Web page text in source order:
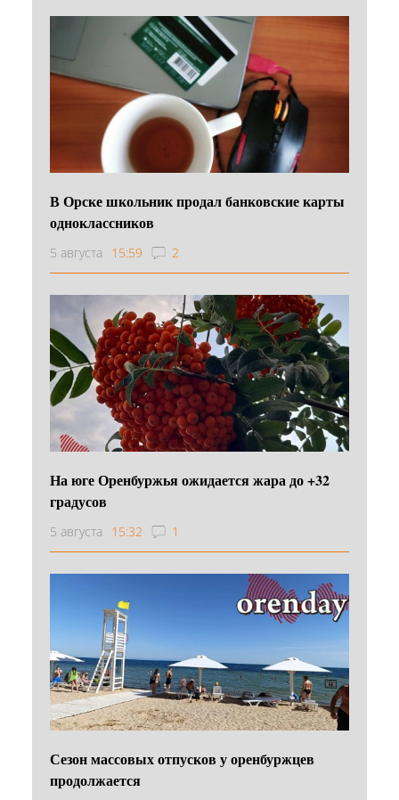
В Орске школьник продал банковские карты
одноклассников
5 августа 15:59 2
На юге Оренбуржья ожидается жара до +32
градусов
5 августа 15:32 1
Сезон массовых отпусков у оренбуржцев
продолжается